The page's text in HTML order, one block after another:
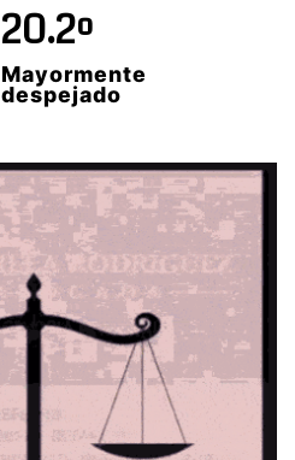
20.2º
Mayormente
despejado